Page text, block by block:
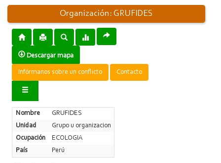
Organización: GRUFIDES
Descargar mapa
Infórmanos sobre un conflicto Contacto
Nombre
GRUFIDES
Unidad
Grupo u organizacion
Ocupación
ECOLOGIA
País
Perú